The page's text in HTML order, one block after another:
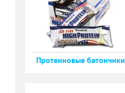
Протеиновые батончики